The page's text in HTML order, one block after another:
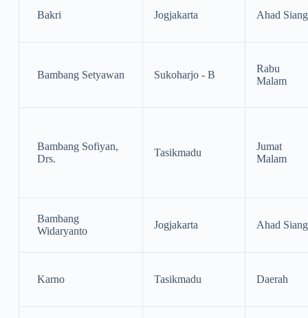
Bakri Jogjakarta Ahad Siang
Bambang Setyawan Sukoharjo - B
Rabu
Malam
Bambang Sofiyan,
Drs.
Tasikmadu
Jumat
Malam
Bambang
Widaryanto
Jogjakarta Ahad Siang
Karno Tasikmadu Daerah